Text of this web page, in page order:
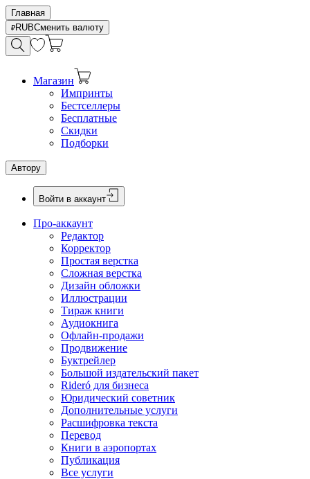
Главная
RUBСменить валюту
Магазин
Импринты
Бестселлеры
Бесплатные
Скидки
Подборки
Автору
Войти в аккаунт
Про-аккаунт
Редактор
Корректор
Простая верстка
Сложная верстка
Дизайн обложки
Иллюстрации
Тираж книги
Аудиокнига
Офлайн-продажи
Продвижение
Буктрейлер
Большой издательский пакет
Rideró для бизнеса
Юридический советник
Дополнительные услуги
Расшифровка текста
Перевод
Книги в аэропортах
Публикация
Все услуги